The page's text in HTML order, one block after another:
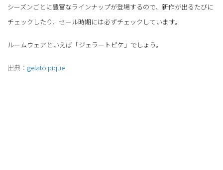
シーズンごとに豊富なラインナップが登場するので、新作が出るたびに
チェックしたり、セール時期には必ずチェックしています。
ルームウェアといえば「ジェラートピケ」でしょう。
出典： gelato pique